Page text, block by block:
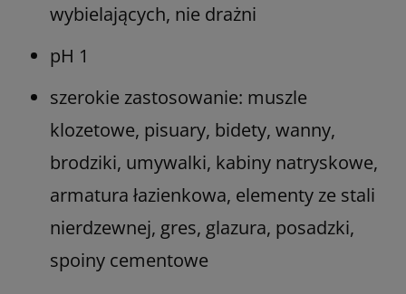
wybielających, nie drażni
pH 1
szerokie zastosowanie: muszle
klozetowe, pisuary, bidety, wanny,
brodziki, umywalki, kabiny natryskowe,
armatura łazienkowa, elementy ze stali
nierdzewnej, gres, glazura, posadzki,
spoiny cementowe